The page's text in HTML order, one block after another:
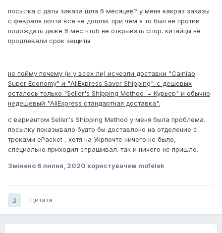
посылка с даты заказа шла 6 месяцев? у меня какраз заказы
с февраля почти все не дошли. при чем я то был не против
подождать даже 6 мес чтоб не открывать спор. китайцы не
продлевали срок защиты.
не пойму почему (и у всех ли) исчезли доставки "Cainiao
Super Economy" и "AliExpress Saver Shipping". с дешевых
осталось только "Seller's Shipping Method = Курьер" и обычно
недешевый "AliExpress стандартная доставка".
с вариантом Seller's Shipping Method у меня была проблема.
посылку показывало будто бы доставлено на отделение с
треками ePacket , хотя на Укрпочте ничего не было,
специально приходил спрашивал. так и ничего не пришло.
Змінено 6 липня, 2020 користувачем mofelek
Цитата